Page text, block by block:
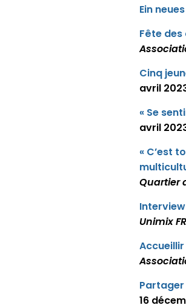
Ein
Fête des
Cinq
avril
« Se
avril
« C’est
Quartier
Unimix FR
Accueillir
Partager
16